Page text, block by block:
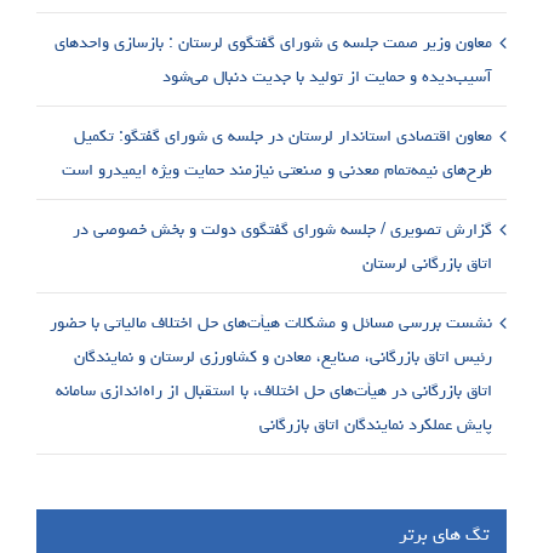
معاون وزیر صمت جلسه ی شورای گفتگوی لرستان : بازسازی واحدهای
آسیب‌دیده و حمایت از تولید با جدیت دنبال می‌شود
معاون اقتصادی استاندار لرستان در جلسه ی شورای گفتگو: تکمیل
طرح‌های نیمه‌تمام معدنی و صنعتی نیازمند حمایت ویژه ایمیدرو است
گزارش تصویری / جلسه شورای گفتگوی دولت و بخش خصوصی در
اتاق بازرگانی لرستان
نشست بررسی مسائل و مشکلات هیأت‌های حل اختلاف مالیاتی با حضور
رئیس اتاق بازرگانی، صنایع، معادن و کشاورزی لرستان و نمایندگان
اتاق بازرگانی در هیأت‌های حل اختلاف، با استقبال از راه‌اندازی سامانه
پایش عملکرد نمایندگان اتاق بازرگانی
تگ های برتر